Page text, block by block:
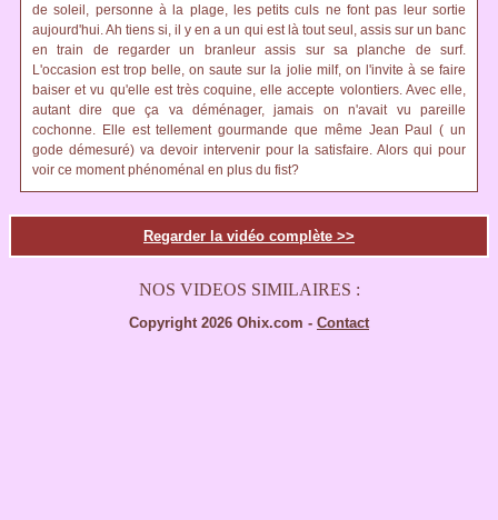
de soleil, personne à la plage, les petits culs ne font pas leur sortie
aujourd'hui. Ah tiens si, il y en a un qui est là tout seul, assis sur un banc
en train de regarder un branleur assis sur sa planche de surf.
L'occasion est trop belle, on saute sur la jolie milf, on l'invite à se faire
baiser et vu qu'elle est très coquine, elle accepte volontiers. Avec elle,
autant dire que ça va déménager, jamais on n'avait vu pareille
cochonne. Elle est tellement gourmande que même Jean Paul ( un
gode démesuré) va devoir intervenir pour la satisfaire. Alors qui pour
voir ce moment phénoménal en plus du fist?
Regarder la vidéo complète >>
NOS VIDEOS SIMILAIRES :
Copyright 2026 Ohix.com - Contact